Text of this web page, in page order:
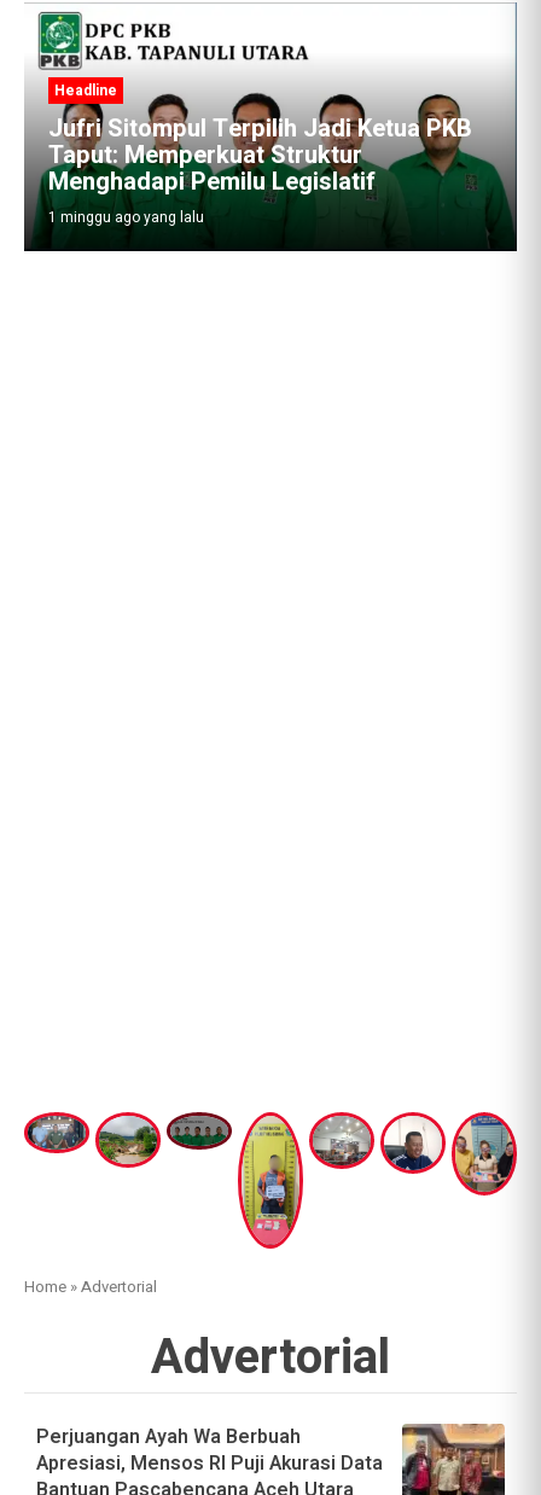
Headline
Jufri Sitompul Terpilih Jadi Ketua PKB
Taput: Memperkuat Struktur
Menghadapi Pemilu Legislatif
1 minggu ago yang lalu
Home »Advertorial
Advertorial
Perjuangan Ayah Wa Berbuah
Apresiasi, Mensos RI Puji Akurasi Data